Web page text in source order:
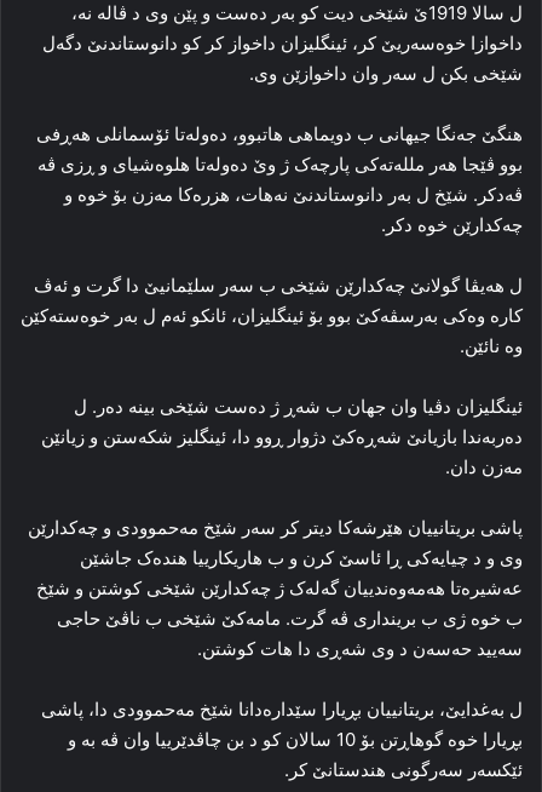
ل سالا 1919ێ شێخی دیت کو بەر دەست و پێن وی د ڤالە نە،
داخوازا خوەسەریێ کر، ئینگلیزان داخواز کر کو دانوستاندنێ دگەل
شێخی بکن ل سەر وان داخوازێن وی.
هنگێ جەنگا جیهانی ب دویماهی هاتبوو، دەولەتا ئۆسمانلی هەڕفی
بوو ڤێجا هەر مللەتەکی پارچەک ژ وێ دەولەتا هلوەشیای و ڕزی ڤە
ڤەدکر. شێخ ل بەر دانوستاندنێ نەهات، هزرەکا مەزن بۆ خوە و
چەکدارێن خوە دکر.
ل هەیڤا گولانێ چەکدارێن شێخی ب سەر سلێمانیێ دا گرت و ئەڤ
کارە وەکی بەرسڤەکێ بوو بۆ ئینگلیزان، ئانکو ئەم ل بەر خوەستەکێن
وە نائێن.
ئینگلیزان دڤیا وان جهان ب شەڕ ژ دەست شێخی بینە دەر. ل
دەربەندا بازیانێ شەڕەکێ دژوار ڕوو دا، ئینگلیز شکەستن و زیانێن
مەزن دان.
پاشی بریتانییان هێرشەکا دیتر کر سەر شێخ مەحموودی و چەکدارێن
وی و د چیایەکی ڕا ئاسێ کرن و ب هاریکارییا هندەک جاشێن
عەشیرەتا هەمەوەندییان گەلەک ژ چەکدارێن شێخی کوشتن و شێخ
ب خوە ژی ب برینداری ڤە گرت. مامەکێ شێخی ب ناڤێ حاجی
سەیید حەسەن د وی شەڕی دا هات کوشتن.
ل بەغدایێ، بریتانییان بڕیارا سێدارەدانا شێخ مەحموودی دا، پاشی
بڕیارا خوە گوهاڕتن بۆ 10 سالان کو د بن چاڤدێرییا وان ڤە بە و
ئێکسەر سەرگونی هندستانێ كر.